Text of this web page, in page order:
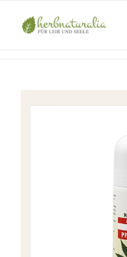
Shop
Sie sind hier: Startseite